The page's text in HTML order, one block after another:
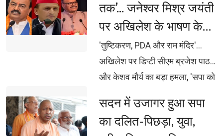
ओपन-एक्सेस लाइब्रेरी और
एमओओसीज से वैश्विक स्तर पर होगी
पहुंच
तक'... जनेश्वर मिश्र जयंती
पर अखिलेश के भाषण के
बाद बीजेपी का तीखा
पलटवार
'तुष्टिकरण, PDA और राम मंदिर'...
अखिलेश पर डिप्टी सीएम ब्रजेश पाठक
और केशव मौर्य का बड़ा हमला, 'सपा को
अखिलेश पर ब्रजेश पाठक का
पलटवार, 'चोरी भी, सीनाजोरी भी'...
सदन में उजागर हुआ सपा
का दलित-पिछड़ा, युवा,